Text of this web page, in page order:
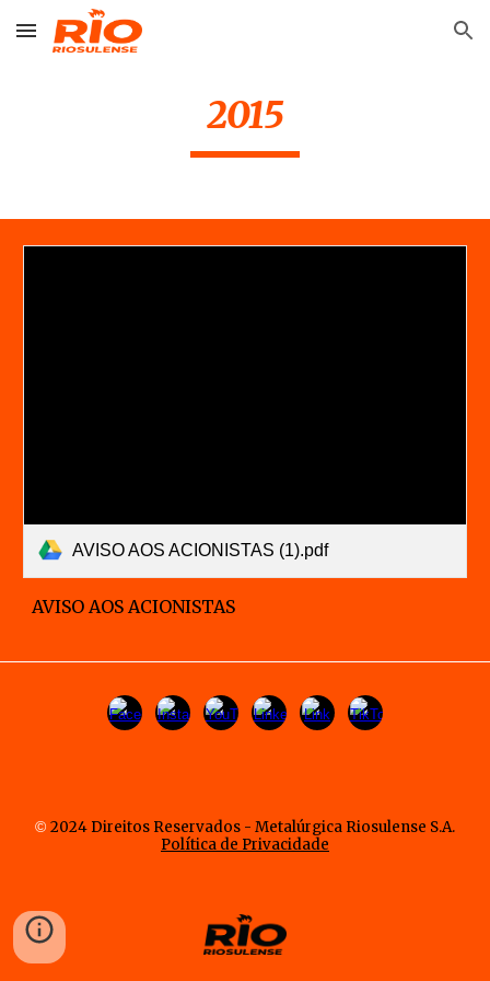
Skip to main content Skip to navigation
2015
AVISO AOS ACIONISTAS (1).pdf
AVISO AOS ACIONISTAS
© 2024 Direitos Reservados - Metalúrgica Riosulense S.A.
Política de Privacidade